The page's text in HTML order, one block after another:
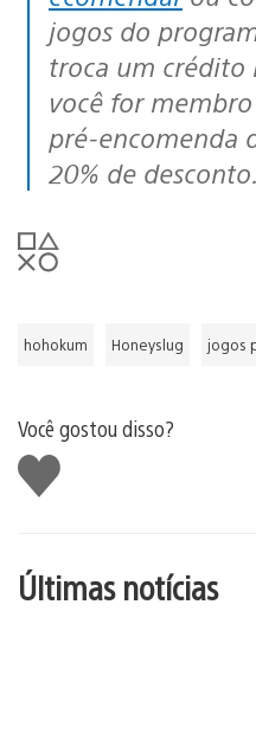
jogos do
troca um crédito
você for
pré-encomenda
20% de desconto.
hohokum Honeyslug jogos
Você gostou disso?
Curtir
Últimas notícias